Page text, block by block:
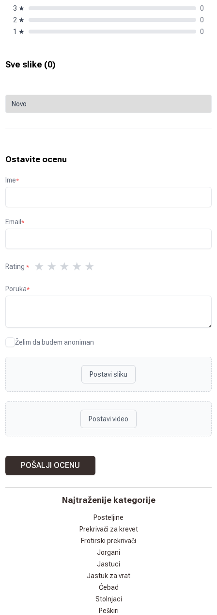
3 ★
0
2 ★
0
1 ★ 0
Sve slike (0)
Ostavite ocenu
Ime*
Email*
Rating * ★ ★ ★ ★ ★
Poruka*
Želim da budem anoniman
Postavi sliku
Postavi video
POŠALJI OCENU
Najtraženije kategorije
Posteljine
Prekrivači za krevet
Frotirski prekrivači
Jorgani
Jastuci
Jastuk za vrat
Ćebad
Stolnjaci
Peškiri